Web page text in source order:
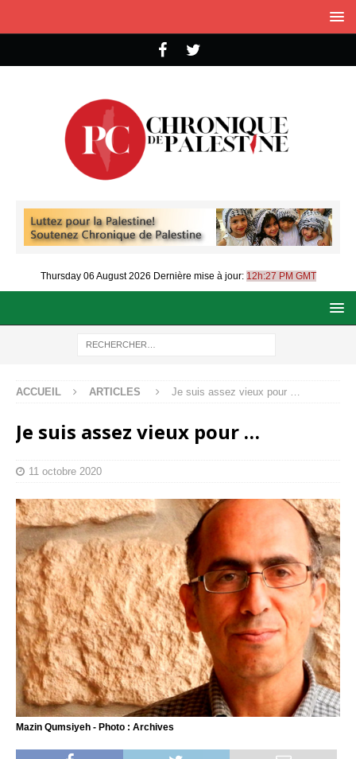
Thursday 06 August 2026 Dernière mise à jour: 12h:27 PM GMT
ACCUEIL ARTICLES Je suis assez vieux pour …
Je suis assez vieux pour …
11 octobre 2020
Mazin Qumsiyeh - Photo : Archives